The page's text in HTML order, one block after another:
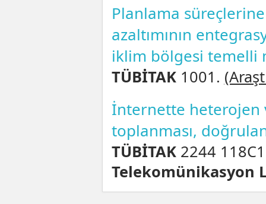
Planlama süreçlerine
azaltımının
iklim bölgesi temelli
TÜBİTAK1001.
İnternette heterojen
toplanması,
TÜBİTAK2244
Telekomünikasyon